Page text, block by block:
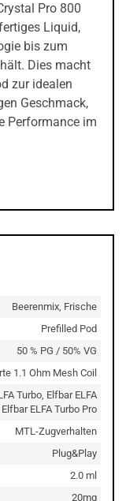
Pro 800
Liquid,
bis zum
Dies macht
zur idealen
Geschmack,
Performance im
Beerenmix, Frische
Prefilled Pod
50 % PG / 50% VG
1.1 Ohm Mesh Coil
Turbo, Elfbar ELFA
ELFA Turbo Pro
MTL-Zugverhalten
Plug&Play
2.0 ml
20mg